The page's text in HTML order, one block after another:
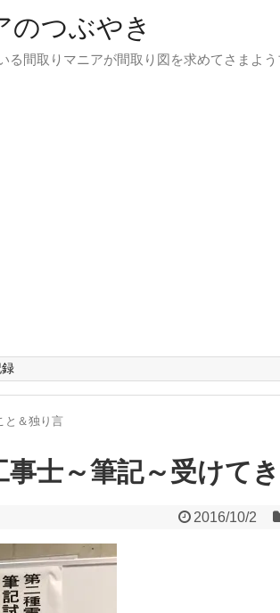
のつぶやき
る間取りマニアが間取り図を求めてさまよ
と＆独り言
事士～筆記～受けて
2016/10/2